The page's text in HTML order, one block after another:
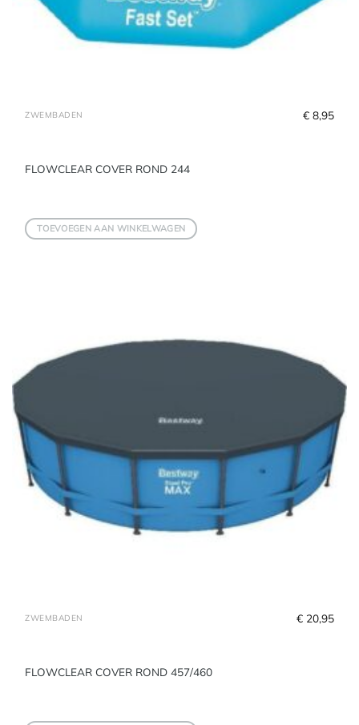
ZWEMBADEN
FLOWCLEAR COVER ROND 244
€ 8,95
TOEVOEGEN AAN WINKELWAGEN
ZWEMBADEN
FLOWCLEAR COVER ROND 457/460
€ 20,95